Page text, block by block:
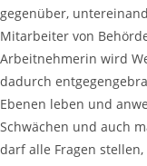
gegenüber,
Mitarbeiter von
Arbeitnehmerin wird
dadurch
Ebenen leben und
Schwächen und auch
darf alle Fragen